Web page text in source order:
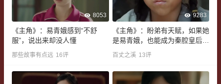
8053
《主角》：易青娥感到“不舒
服”，说出来却没人懂
那些故事有点远 16评
9283
《主角》：盼弟有天赋，如果她
是易青娥，也能成为秦腔皇后
吗？
百丈之溪 13评